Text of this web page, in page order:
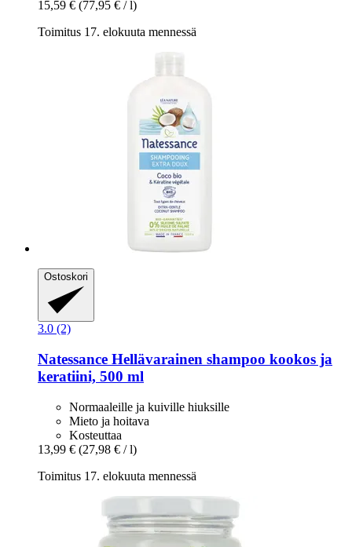
15,59 € (77,95 € / l)
Toimitus 17. elokuuta mennessä
Ostoskori
3.0 (2)
Natessance Hellävarainen shampoo kookos ja
keratiini, 500 ml
Normaaleille ja kuiville hiuksille
Mieto ja hoitava
Kosteuttaa
13,99 € (27,98 € / l)
Toimitus 17. elokuuta mennessä